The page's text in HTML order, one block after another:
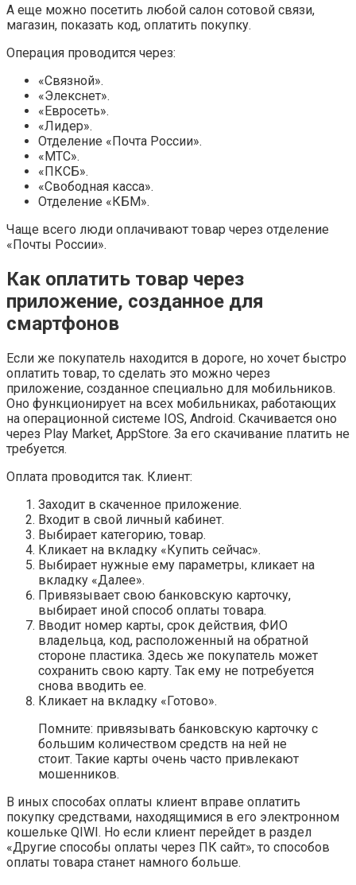
А еще можно посетить любой салон сотовой связи,
магазин, показать код, оплатить покупку.
Операция проводится через:
«Связной».
«Элекснет».
«Евросеть».
«Лидер».
Отделение «Почта России».
«МТС».
«ПКСБ».
«Свободная касса».
Отделение «КБМ».
Чаще всего люди оплачивают товар через отделение
«Почты России».
Как оплатить товар через
приложение, созданное для
смартфонов
Если же покупатель находится в дороге, но хочет быстро
оплатить товар, то сделать это можно через
приложение, созданное специально для мобильников.
Оно функционирует на всех мобильниках, работающих
на операционной системе IOS, Android. Скачивается оно
через Play Market, AppStore. За его скачивание платить не
требуется.
Оплата проводится так. Клиент:
Заходит в скаченное приложение.
Входит в свой личный кабинет.
Выбирает категорию, товар.
Кликает на вкладку «Купить сейчас».
Выбирает нужные ему параметры, кликает на
вкладку «Далее».
Привязывает свою банковскую карточку,
выбирает иной способ оплаты товара.
Вводит номер карты, срок действия, ФИО
владельца, код, расположенный на обратной
стороне пластика. Здесь же покупатель может
сохранить свою карту. Так ему не потребуется
снова вводить ее.
Кликает на вкладку «Готово».
Помните: привязывать банковскую карточку с
большим количеством средств на ней не
стоит. Такие карты очень часто привлекают
мошенников.
В иных способах оплаты клиент вправе оплатить
покупку средствами, находящимися в его электронном
кошельке QIWI. Но если клиент перейдет в раздел
«Другие способы оплаты через ПК сайт», то способов
оплаты товара станет намного больше.